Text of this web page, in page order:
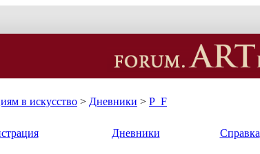
в искусство > Дневники > P_F
Дневники Справка